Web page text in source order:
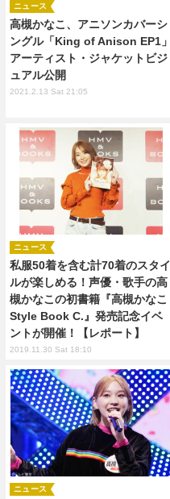
高槻かなこ、アニソンカバーシ
ングル「King of Anison EP1」
アーティスト・ジャケットビジ
ュアル公開
ニュース
2021.2.13 Sat 21:05
私服50着を含む計70着のスタイ
ルが楽しめる！声優・歌手の高
槻かなこの初書籍『高槻かなこ
Style Book C.』発売記念イベ
ントが開催！【レポート】
ニュース
2019.11.30 Sat 18:10
ニュース